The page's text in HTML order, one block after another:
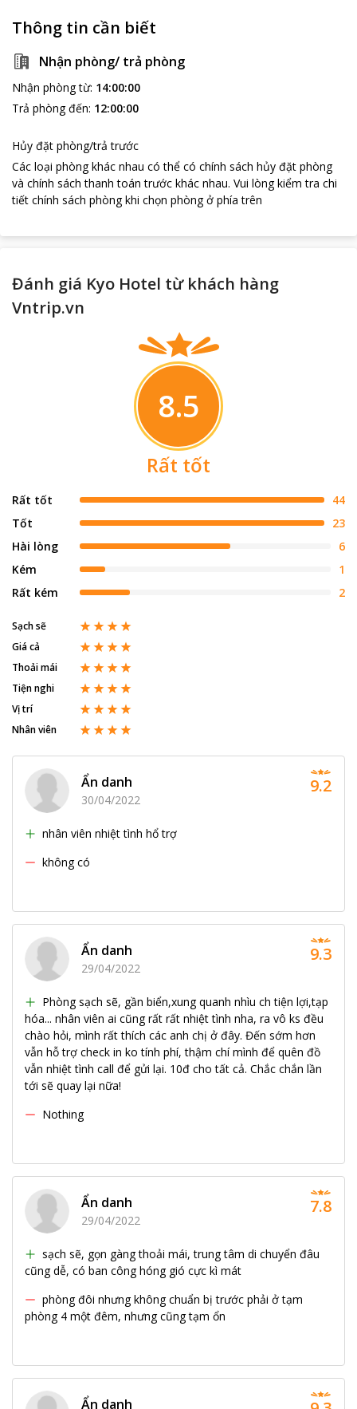
Thông tin cần biết
Nhận phòng/ trả phòng
Nhận phòng từ: 14:00:00
Trả phòng đến: 12:00:00
Hủy đặt phòng/trả trước
Các loại phòng khác nhau có thể có chính sách hủy đặt phòng
và chính sách thanh toán trước khác nhau. Vui lòng kiểm tra chi
tiết chính sách phòng khi chọn phòng ở phía trên
Đánh giá Kyo Hotel từ khách hàng
Vntrip.vn
8.5
Rất tốt
Rất tốt
44
Tốt
23
Hài lòng
6
Kém
1
Rất kém
2
Sạch sẽ
Giá cả
Thoải mái
Tiện nghi
Vị trí
Nhân viên
Ẩn danh
30/04/2022
nhân viên nhiệt tình hổ trợ
không có
9.2
Ẩn danh
29/04/2022
Phòng sạch sẽ, gần biển,xung quanh nhìu ch tiện lợi,tạp
hóa... nhân viên ai cũng rất rất nhiệt tình nha, ra vô ks đều
chào hỏi, mình rất thích các anh chị ở đây. Đến sớm hơn
vẫn hỗ trợ check in ko tính phí, thậm chí mình để quên đồ
vẫn nhiệt tình call để gửi lại. 10đ cho tất cả. Chắc chắn lần
tới sẽ quay lại nữa!
Nothing
9.3
Ẩn danh
29/04/2022
sạch sẽ, gọn gàng thoải mái, trung tâm di chuyển đâu
cũng dễ, có ban công hóng gió cực kì mát
phòng đôi nhưng không chuẩn bị trước phải ở tạm
phòng 4 một đêm, nhưng cũng tạm ổn
7.8
Ẩn danh